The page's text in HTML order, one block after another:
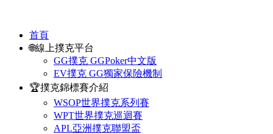
首頁
🌐線上撲克平台
GG撲克 GGPoker中文版
EV撲克 GG獨家保險機制
🏆撲克錦標賽介紹
WSOP世界撲克系列賽
WPT世界撲克巡迴賽
APL亞洲撲克聯盟盃